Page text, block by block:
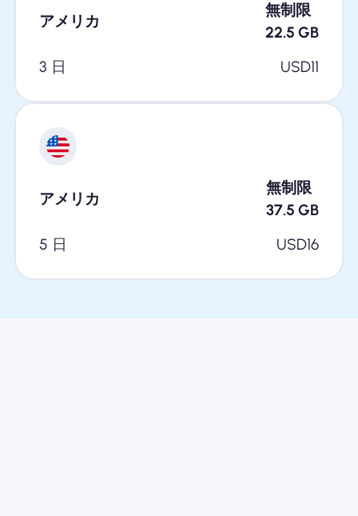
アメリカ
無制限
22.5 GB
3 日
USD11
アメリカ
無制限
37.5 GB
5 日
USD16